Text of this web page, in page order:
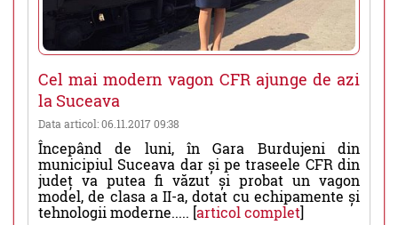
Cel mai modern vagon CFR ajunge de azi
la Suceava
Data articol: 06.11.2017 09:38
Începând de luni, în Gara Burdujeni din
municipiul Suceava dar și pe traseele CFR din
județ va putea fi văzut și probat un vagon
model, de clasa a II-a, dotat cu echipamente și
tehnologii moderne..... [articol complet]